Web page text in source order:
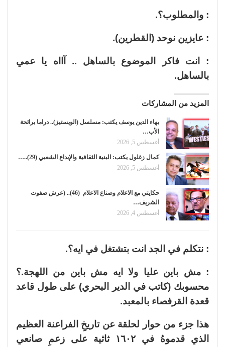
: والمطلوب؟.
: عايزين نوحد (القطرين).
: انت فاكر الموضوع بالساهل .. آااه يا عمي
بالساهل.
المزيد من المشاركات
بهاء الدين يوسف يكتب: مسلسل (الويستيز).. دراما برائحة
الأب…
أغسطس 5, 2026
كمال زغلول يكتب: البنية الثقافية والإبداع الشعبي (29)..…
أغسطس 5, 2026
حكايتي مع الاعلام وصناع الاعلام (46).. (عرش صفوت
الشريف…
أغسطس 4, 2026
: نتكلم في الجد انت بتشتغل في ايه؟.
: مش باين عليا ولا ايه مش باين من اللهجة.؟
محسوبك (كاتب في الدير البحري) على طول قاعد
قعدة القرفصاء بالمعبد.
هذا جزء من حوار لحلقة عن تاريخِ الفراعنة العظيم
الذي قدموهُ في ١٦٠٢ ثاثية على زعمِ صانعي